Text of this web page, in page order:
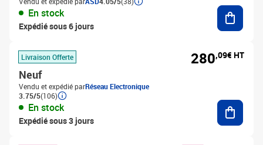
En stock
Expédié sous 6 jours
Livraison Offerte
Neuf
Vendu et expédié parRéseau Electronique
3.75/5(106)
En stock
Expédié sous 3 jours
280,09€ HT